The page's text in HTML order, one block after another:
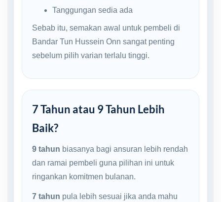
Tanggungan sedia ada
Sebab itu, semakan awal untuk pembeli di
Bandar Tun Hussein Onn sangat penting
sebelum pilih varian terlalu tinggi.
7 Tahun atau 9 Tahun Lebih
Baik?
9 tahun biasanya bagi ansuran lebih rendah
dan ramai pembeli guna pilihan ini untuk
ringankan komitmen bulanan.
7 tahun pula lebih sesuai jika anda mahu